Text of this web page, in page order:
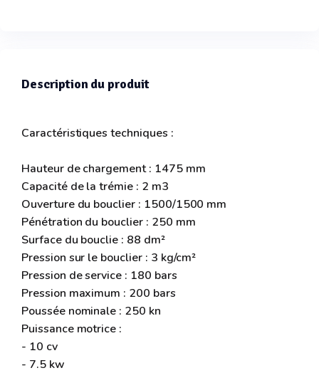
Description du produit
Caractéristiques techniques :
Hauteur de chargement : 1475 mm
Capacité de la trémie : 2 m3
Ouverture du bouclier : 1500/1500 mm
Pénétration du bouclier : 250 mm
Surface du bouclie : 88 dm²
Pression sur le bouclier : 3 kg/cm²
Pression de service : 180 bars
Pression maximum : 200 bars
Poussée nominale : 250 kn
Puissance motrice :
- 10 cv
- 7.5 kw